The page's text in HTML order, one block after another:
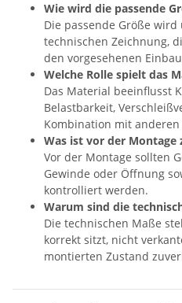
Wie wird die passende
Die passende Größe
technischen Zeichnung,
den vorgesehenen
Welche Rolle spielt das
Das Material beeinflusst
Belastbarkeit,
Kombination mit
Was ist vor der Montage
Vor der Montage sollten
Gewinde oder Öffnung
kontrolliert werden.
Warum sind die
Die technischen Maße
korrekt sitzt, nicht
montierten Zustand